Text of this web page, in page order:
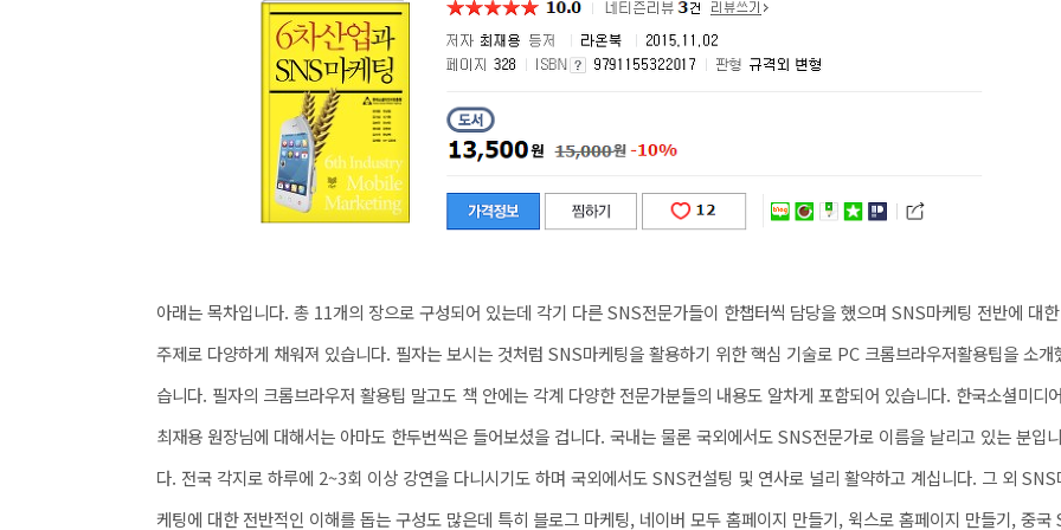
아래는 목차입니다. 총 11개의 장으로 구성되어 있는데 각기 다른 SNS전문가들이 한챕터씩 담당을 했으며 SNS마케팅 전반에 대한
주제로 다양하게 채워져 있습니다. 필자는 보시는 것처럼 SNS마케팅을 활용하기 위한 핵심 기술로 PC 크롬브라우저활용팁을 소개
습니다. 필자의 크롬브라우저 활용팁 말고도 책 안에는 각계 다양한 전문가분들의 내용도 알차게 포함되어 있습니다. 한국소셜미디어
최재용 원장님에 대해서는 아마도 한두번씩은 들어보셨을 겁니다. 국내는 물론 국외에서도 SNS전문가로 이름을 날리고 있는 분입니
다. 전국 각지로 하루에 2~3회 이상 강연을 다니시기도 하며 국외에서도 SNS컨설팅 및 연사로 널리 활약하고 계십니다. 그 외 SNS
케팅에 대한 전반적인 이해를 돕는 구성도 많은데 특히 블로그 마케팅, 네이버 모두 홈페이지 만들기, 윅스로 홈페이지 만들기, 중국